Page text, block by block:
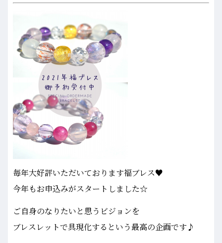
毎年大好評いただいております福ブレス♥
今年もお申込みがスタートしました☆
ご自身のなりたいと思うビジョンを
ブレスレットで具現化するという最高の企画です♪